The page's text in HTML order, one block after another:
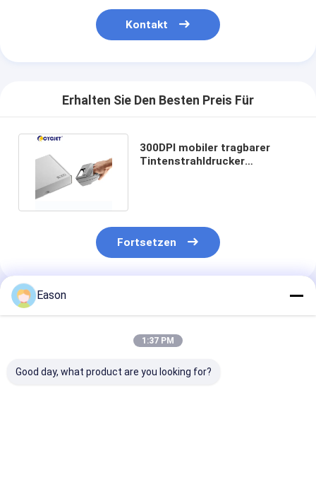
Kontakt
Erhalten Sie Den Besten Preis Für
300DPI mobiler tragbarer
Tintenstrahldrucker
Fortsetzen
Empfohlene Produkte
Eason
1:37 PM
Good day, what product are you looking for?